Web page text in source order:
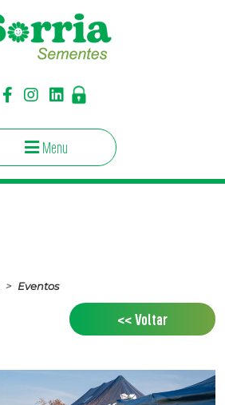
Menu
Eventos
<< Voltar